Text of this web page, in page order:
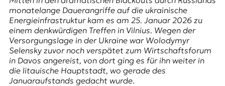
E
R
W
monatelange Dauerangriffe auf die ukrainische
Energieinfrastruktur kam es am 25. Januar 2026 zu
einem denkwürdigen Treffen in Vilnius. Wegen der
Versorgungslage in der Ukraine war Wolodymyr
Selenskyzuvor noch verspätet zum Wirtschaftsforum
in Davos angereist, von dort ging es für ihn weiter in
die litauische Hauptstadt, wo gerade des
Januaraufstands gedacht wurde.